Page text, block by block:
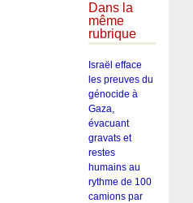
Dans la
même
rubrique
Israël efface
les preuves du
génocide à
Gaza,
évacuant
gravats et
restes
humains au
rythme de 100
camions par